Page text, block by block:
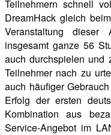
Teilnehmern schnell
DreamHack gleich
Veranstaltung
insgesamt ganze 56
auch durchspielen und
Teilnehmer nach zu
auch häufiger
Erfolg der ersten
Kombination aus
Service-Angebot im